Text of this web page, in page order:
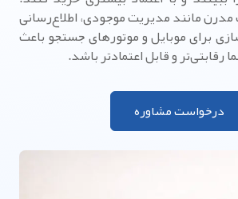
مدرن مانند مدیریت موجودی، اطلاع‌رسانی
برای موبایل و موتورهای جستجو باعث
و قابل اعتمادتر باشد.
درخواست مشاوره